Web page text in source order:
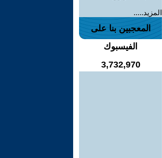
المزيد.....
المعجبين بنا على
الفيسبوك
3,732,970